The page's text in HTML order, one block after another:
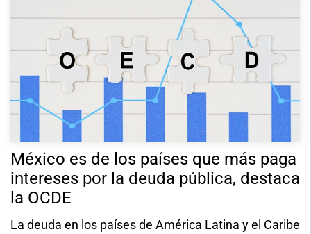
México es de los países que más paga
intereses por la deuda pública, destaca
la OCDE
La deuda en los países de América Latina y el Caribe